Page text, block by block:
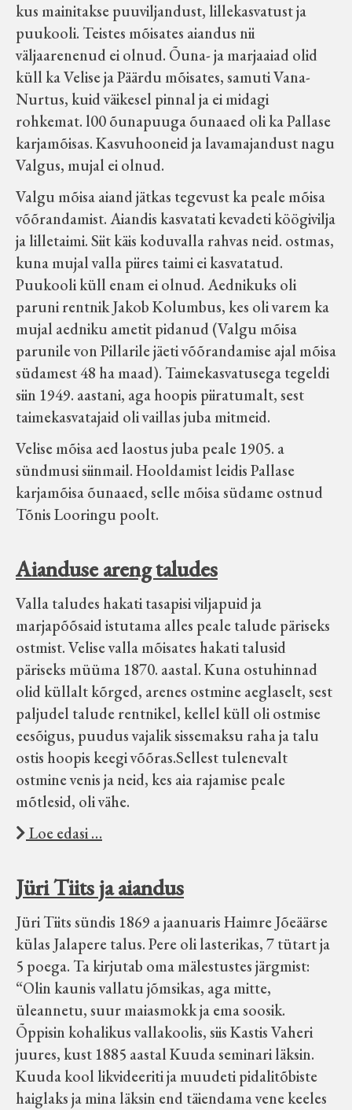
kus mainitakse puuviljandust, lillekasvatust ja
puukooli. Teistes mõisates aiandus nii
väljaarenenud ei olnud. Õuna- ja marjaaiad olid
küll ka Velise ja Päärdu mõisates, samuti Vana-
Nurtus, kuid väikesel pinnal ja ei midagi
rohkemat. l00 õunapuuga õunaaed oli ka Pallase
karjamõisas. Kasvuhooneid ja lavamajandust nagu
Valgus, mujal ei olnud.
Valgu mõisa aiand jätkas tegevust ka peale mõisa
võõrandamist. Aiandis kasvatati kevadeti köögivilja
ja lilletaimi. Siit käis koduvalla rahvas neid. ostmas,
kuna mujal valla piires taimi ei kasvatatud.
Puukooli küll enam ei olnud. Aednikuks oli
paruni rentnik Jakob Kolumbus, kes oli varem ka
mujal aedniku ametit pidanud (Valgu mõisa
parunile von Pillarile jäeti võõrandamise ajal mõisa
südamest 48 ha maad). Taimekasvatusega tegeldi
siin 1949. aastani, aga hoopis piiratumalt, sest
taimekasvatajaid oli vaillas juba mitmeid.
Velise mõisa aed laostus juba peale 1905. a
sündmusi siinmail. Hooldamist leidis Pallase
karjamõisa õunaaed, selle mõisa südame ostnud
Tõnis Looringu poolt.
Aianduse areng taludes
Valla taludes hakati tasapisi viljapuid ja
marjapõõsaid istutama alles peale talude päriseks
ostmist. Velise valla mõisates hakati talusid
päriseks müüma 1870. aastal. Kuna ostuhinnad
olid küllalt kõrged, arenes ostmine aeglaselt, sest
paljudel talude rentnikel, kellel küll oli ostmise
eesõigus, puudus vajalik sissemaksu raha ja talu
ostis hoopis keegi võõras.Sellest tulenevalt
ostmine venis ja neid, kes aia rajamise peale
mõtlesid, oli vähe.
Loe edasi …
Jüri Tiits ja aiandus
Jüri Tiits sündis 1869 a jaanuaris Haimre Jõeäärse
külas Jalapere talus. Pere oli lasterikas, 7 tütart ja
5 poega. Ta kirjutab oma mälestustes järgmist:
“Olin kaunis vallatu jõmsikas, aga mitte,
üleannetu, suur maiasmokk ja ema soosik.
Õppisin kohalikus vallakoolis, siis Kastis Vaheri
juures, kust 1885 aastal Kuuda seminari läksin.
Kuuda kool likvideeriti ja muudeti pidalitõbiste
haiglaks ja mina läksin end täiendama vene keeles